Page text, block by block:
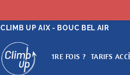
CLIMB UP AIX - BOUC BEL AIR
1RE FOIS ? TARIFS